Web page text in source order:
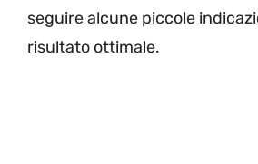
seguire alcune piccole
risultato ottimale.